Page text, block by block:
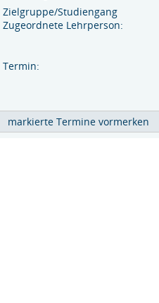
Zielgruppe/Studiengang
Zugeordnete Lehrperson:
Termin: